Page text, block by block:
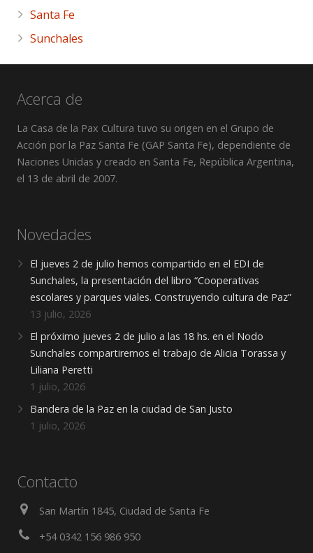
Santa Fe
Sunchales
Acerca de
La Casa de la Pax Cultura tuvo su origen en el Grupo de
Acción por la Paz Santa Fe (GAP Santa Fe), dependiente de
Naciones Unidas y creado en Santa Fe, República Argentina,
el 13 de abril de 2007.
Novedades
El jueves 2 de julio hemos compartido en el EDI de
Sunchales, la presentación del libro “Cooperativas
escolares y parques viales. Construyendo cultura de Paz”
13 julio, 2026
El próximo jueves 2 de julio a las 18 hs. en el Nodo
Sunchales compartiremos el trabajo de Alicia Torassa y
Liliana Peretti
1 julio, 2026
Bandera de la Paz en la ciudad de San Justo
1 julio, 2026
Contacto
San Martín 1845, Ciudad de Santa Fe
+54 0342 156 986 950